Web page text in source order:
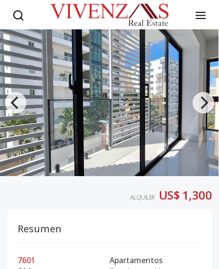
ALQUILER US$ 1,300
Resumen
7601 Apartamentos